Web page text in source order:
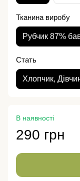
Тканина виробу
Рубчик 87%
Стать
Хлопчик,
В наявності
290 грн